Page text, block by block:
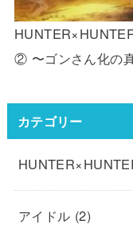
② 〜ゴンさん化の
カテゴリー
アイドル (2)